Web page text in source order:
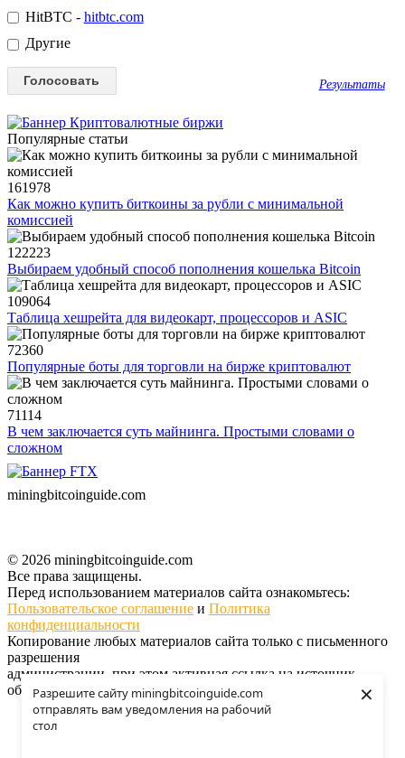
Разрешите сайту miningbitcoinguide.com
отправлять вам уведомления на рабочий
стол
×
HitBTC - hitbtc.com
Другие
Результаты
Популярные статьи
161978
Как можно купить биткоины за рубли с минимальной
комиссией
122223
Выбираем удобный способ пополнения кошелька Bitcoin
109064
Таблица хешрейта для видеокарт, процессоров и ASIC
72360
Популярные боты для торговли на бирже криптовалют
71114
В чем заключается суть майнинга. Простыми словами о
сложном
miningbitcoinguide.com
© 2026 miningbitcoinguide.com
Все права защищены.
Перед использованием материалов сайта ознакомьтесь:
Пользовательское соглашение и Политика
конфиденциальности
Копирование любых материалов сайта только с письменного
разрешения
администрации, при этом активная ссылка на источник
обязательна.
Поддержать проект